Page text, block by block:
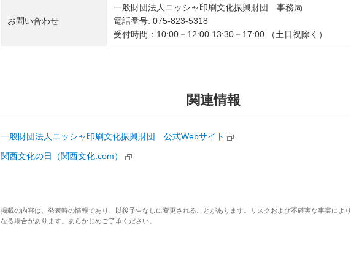
お問い合わせ
一般財団法人ニッシャ印刷文化振興財団 事務局
電話番号: 075-823-5318
受付時間：10:00－12:00 13:30－17:00 （土日祝除く）
関連情報
一般財団法人ニッシャ印刷文化振興財団 公式Webサイト
関西文化の日（関西文化.com）
掲載の内容は、発表時の情報であり、以後予告なしに変更されることがあります。リスクおよび不確実な事実によ
なる場合があります。あらかじめご了承ください。